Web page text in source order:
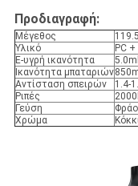
Προδιαγραφή:
Μέγεθος
Υλικό
PC
Ε-υγρή ικανότητα
5.0ml
Ικανότητα μπαταριών
Αντίσταση σπειρών
1.4-
Ριπές
Γεύση
Χρώμα